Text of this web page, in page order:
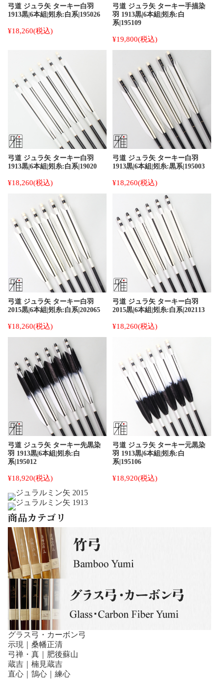
弓道 ジュラ矢 ターキー白羽
1913黒|6本組|矧糸:白系|195026
¥18,260(税込)
弓道 ジュラ矢 ターキー手描染
羽 1913黒|6本組|矧糸:白
系|195109
¥19,800(税込)
弓道 ジュラ矢 ターキー白羽
1913黒|6本組|矧糸:白系|19020
¥18,260(税込)
弓道 ジュラ矢 ターキー白羽
1913黒|6本組|矧糸:黒系|195003
¥18,260(税込)
弓道 ジュラ矢 ターキー白羽
2015黒|6本組|矧糸:白系|202065
¥18,260(税込)
弓道 ジュラ矢 ターキー白羽
2015黒|6本組|矧糸:白系|202113
¥18,260(税込)
弓道 ジュラ矢 ターキー先黒染
羽 1913黒|6本組|矧糸:白
系|195012
¥18,920(税込)
弓道 ジュラ矢 ターキー元黒染
羽 1913黒|6本組|矧糸:白
系|195106
¥18,920(税込)
商品カテゴリ
グラス弓・カーボン弓
示現｜桑幡正清
弓禅・真｜肥後蘇山
蔵吉｜楠見蔵吉
直心｜鵠心｜練心